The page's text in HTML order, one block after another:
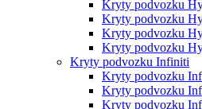
Kryty podvozku
Kryty podvozku
Kryty podvozku
Kryty podvozku
Kryty podvozku Infiniti
Kryty podvozku
Kryty podvozku
Kryty podvozku